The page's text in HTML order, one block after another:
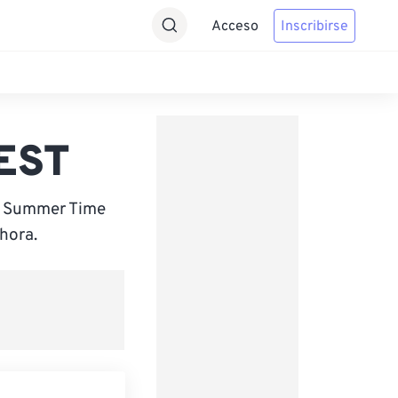
Acceso Inscribirse
Time